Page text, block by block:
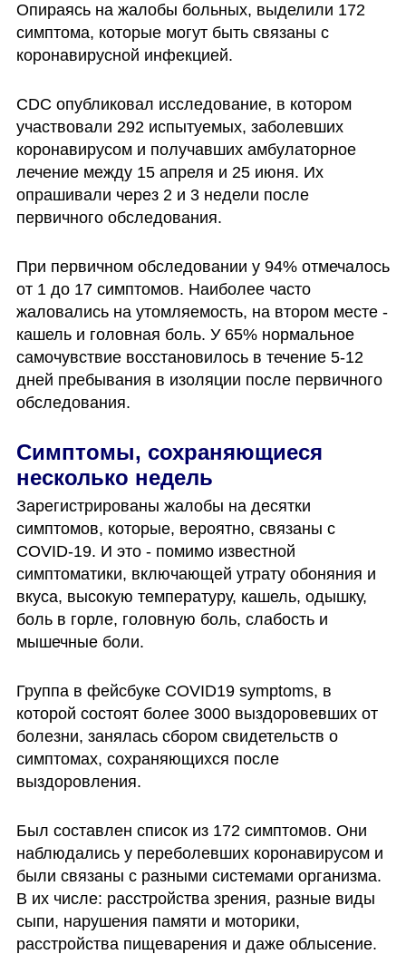
Опираясь на жалобы больных, выделили 172
симптома, которые могут быть связаны с
коронавирусной инфекцией.
CDC опубликовал исследование, в котором
участвовали 292 испытуемых, заболевших
коронавирусом и получавших амбулаторное
лечение между 15 апреля и 25 июня. Их
опрашивали через 2 и 3 недели после
первичного обследования.
При первичном обследовании у 94% отмечалось
от 1 до 17 симптомов. Наиболее часто
жаловались на утомляемость, на втором месте -
кашель и головная боль. У 65% нормальное
самочувствие восстановилось в течение 5-12
дней пребывания в изоляции после первичного
обследования.
Симптомы, сохраняющиеся
несколько недель
Зарегистрированы жалобы на десятки
симптомов, которые, вероятно, связаны с
COVID-19. И это - помимо известной
симптоматики, включающей утрату обоняния и
вкуса, высокую температуру, кашель, одышку,
боль в горле, головную боль, слабость и
мышечные боли.
Группа в фейсбуке COVID19 symptoms, в
которой состоят более 3000 выздоровевших от
болезни, занялась сбором свидетельств о
симптомах, сохраняющихся после
выздоровления.
Был составлен список из 172 симптомов. Они
наблюдались у переболевших коронавирусом и
были связаны с разными системами организма.
В их числе: расстройства зрения, разные виды
сыпи, нарушения памяти и моторики,
расстройства пищеварения и даже облысение.